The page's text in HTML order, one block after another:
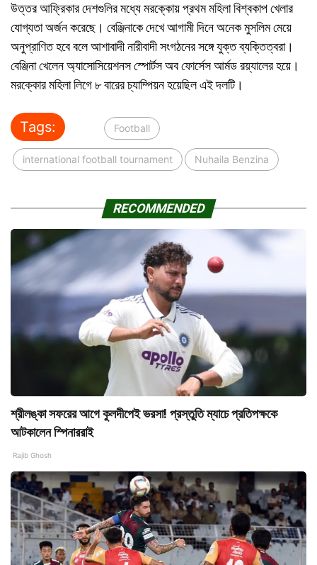
উত্তর আফ্রিকার দেশগুলির মধ্যে মরক্কোয় প্রথম মহিলা বিশ্বকাপ খেলার
যোগ্যতা অর্জন করেছে। বেঞ্জিনাকে দেখে আগামী দিনে অনেক মুসলিম মেয়ে
অনুপ্রাণিত হবে বলে আশাবাদী নারীবাদী সংগঠনের সঙ্গে যুক্ত ব্যক্তিত্বরা।
বেঞ্জিনা খেলেন অ্যাসোসিয়েশনস স্পোর্টস অব ফোর্সেস আর্মড রয়্যালের হয়ে।
মরক্কোর মহিলা লিগে ৮ বারের চ্যাম্পিয়ন হয়েছিল এই দলটি।
Tags: Football
international football tournament Nuhaila Benzina
RECOMMENDED
শ্রীলঙ্কা সফরের আগে কুলদীপেই ভরসা! প্রস্তুতি ম্যাচে প্রতিপক্ষকে
আটকালেন স্পিনাররাই
Rajib Ghosh